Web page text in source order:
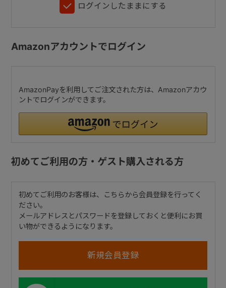
ログインしたままにする
Amazonアカウントでログイン
AmazonPayを利用してご注文された方は、Amazonアカウ
ントでログインができます。
初めてご利用の方・ゲスト購入される方
初めてご利用のお客様は、こちらから会員登録を行ってく
ださい。
メールアドレスとパスワードを登録しておくと便利にお買
い物ができるようになります。